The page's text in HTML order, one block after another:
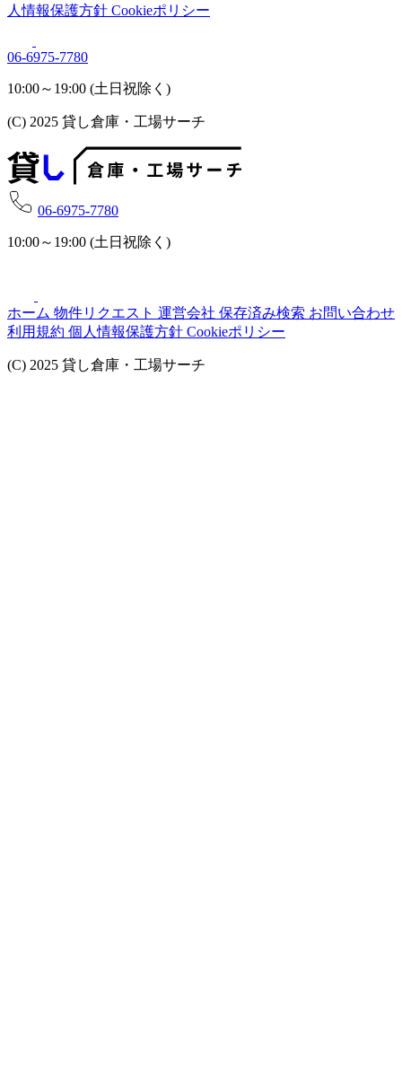
人情報保護方針 Cookieポリシー
06-6975-7780
10:00～19:00 (土日祝除く)
(C) 2025 貸し倉庫・工場サーチ
06-6975-7780
10:00～19:00 (土日祝除く)
ホーム 物件リクエスト 運営会社 保存済み検索 お問い合わせ
利用規約 個人情報保護方針 Cookieポリシー
(C) 2025 貸し倉庫・工場サーチ